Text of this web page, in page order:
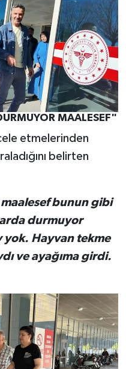
MAALESEF"
etmelerinden
belirten
bunun gibi
durmuyor
yok. Hayvan tekme
ve ayağıma girdi.